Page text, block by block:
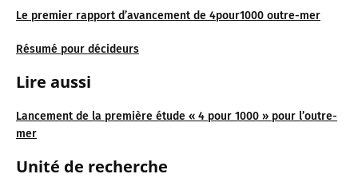
Le premier rapport d’avancement de 4pour1000 outre-mer
Résumé pour décideurs
Lire aussi
Lancement de la première étude « 4 pour 1000 » pour l’outre-
mer
Unité de recherche